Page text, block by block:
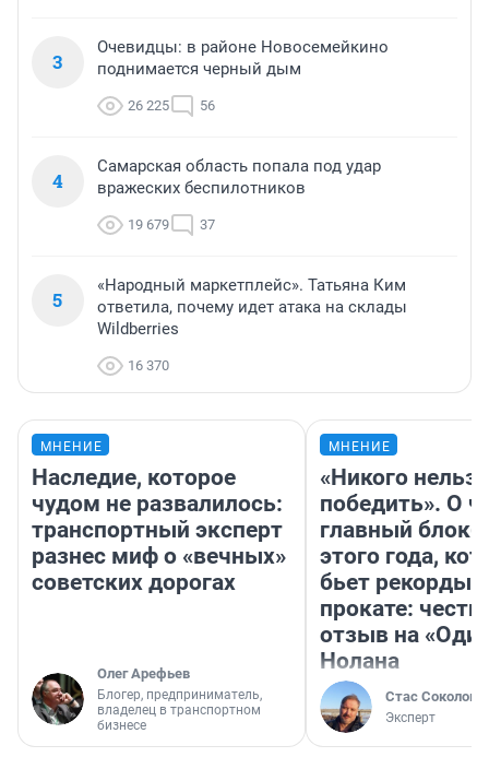
3
Очевидцы: в районе Новосемейкино
поднимается черный дым
26 225 56
4
Самарская область попала под удар
вражеских беспилотников
19 679 37
5
«Народный маркетплейс». Татьяна Ким
ответила, почему идет атака на склады
Wildberries
16 370
МНЕНИЕ
Наследие, которое
чудом не развалилось:
транспортный эксперт
разнес миф о «вечных»
советских дорогах
Олег Арефьев
Блогер, предприниматель,
владелец в транспортном
бизнесе
МНЕНИЕ
«Никого нельзя
победить». О
главный
этого года,
бьет рекорды в
прокате:
отзыв на
Нолана
Стас Соколов
Эксперт